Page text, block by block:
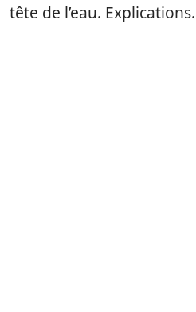
tête de l’eau. Explications.